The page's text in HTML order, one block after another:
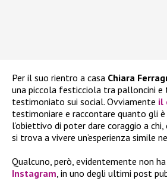
Per il suo rientro a casa Chiara
una piccola festicciola tra palloncini e
testimoniato sui social. Ovviamente il
testimoniare e raccontare quanto gli è
l’obiettivo di poter dare coraggio a
si trova a vivere un’esperienza simile
Qualcuno, però, evidentemente non
Instagram , in uno degli ultimi post